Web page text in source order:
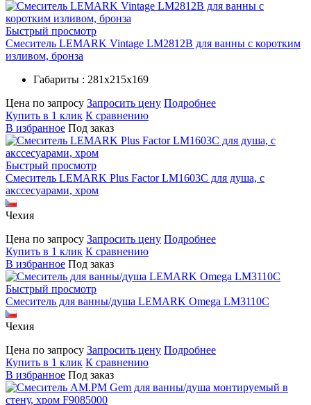
Быстрый просмотр
Смеситель LEMARK Vintage LM2812B для ванны с коротким
изливом, бронза
Габариты : 281х215х169
Цена по запросу Запросить цену Подробнее
Купить в 1 клик К сравнению
В избранное Под заказ
Быстрый просмотр
Смеситель LEMARK Plus Factor LM1603C для душа, с
акссесуарами, хром
Чехия
Цена по запросу Запросить цену Подробнее
Купить в 1 клик К сравнению
В избранное Под заказ
Быстрый просмотр
Смеситель для ванны/душа LEMARK Omega LM3110C
Чехия
Цена по запросу Запросить цену Подробнее
Купить в 1 клик К сравнению
В избранное Под заказ